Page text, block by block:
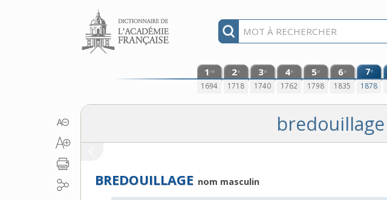
Aller au contenu
1 re
1694
2e
1718
3e
1740
4e
1762
5e
1798
6e
1835
7e
1878
bredouillage
BREDOUILLAGE nom masculin